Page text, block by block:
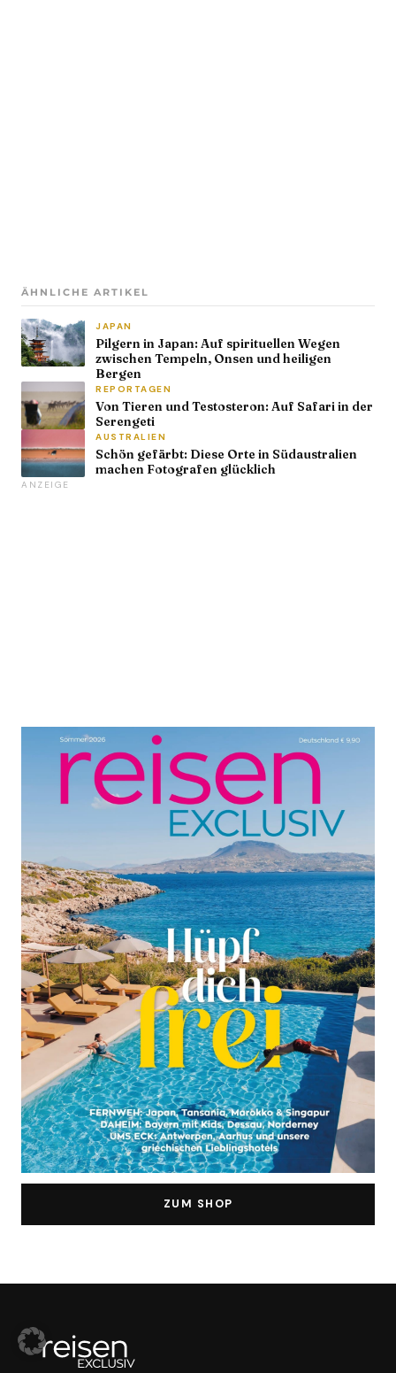
ZUM SHOP
ÄHNLICHE ARTIKEL
JAPAN
Pilgern in Japan: Auf spirituellen Wegen
zwischen Tempeln, Onsen und heiligen
Bergen
REPORTAGEN
Von Tieren und Testosteron: Auf Safari in der
Serengeti
AUSTRALIEN
Schön gefärbt: Diese Orte in Südaustralien
machen Fotografen glücklich
ANZEIGE